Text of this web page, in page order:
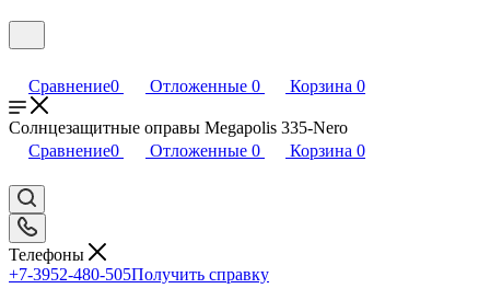
Сравнение0 Отложенные 0 Корзина 0
Солнцезащитные оправы Megapolis 335-Nero
Сравнение0 Отложенные 0 Корзина 0
Телефоны
+7-3952-480-505Получить справку